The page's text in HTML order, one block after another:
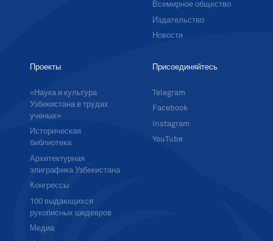
Всемирное общество
Издательство
Новости
Проекты
«Наука и культура
Узбекистана в трудах
ученых»
Историческая
библиотека
Архитектурная
эпиграфика Узбекистана
Конгрессы
100 выдающихся
рукописных шедевров
Медиа
Присоединяйтесь
Telegram
Facebook
Instagram
YouTube